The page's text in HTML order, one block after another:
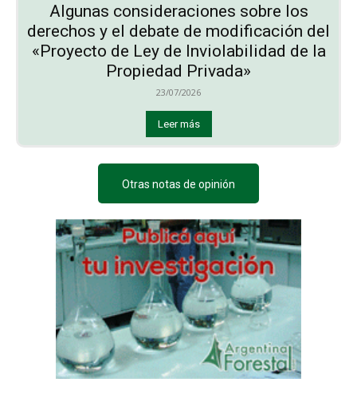
Algunas consideraciones sobre los
derechos y el debate de modificación del
«Proyecto de Ley de Inviolabilidad de la
Propiedad Privada»
23/07/2026
Leer más
Otras notas de opinión